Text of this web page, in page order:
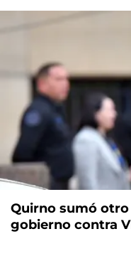
Quirno sumó
gobierno contra